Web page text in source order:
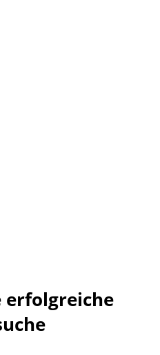
erfolgreiche